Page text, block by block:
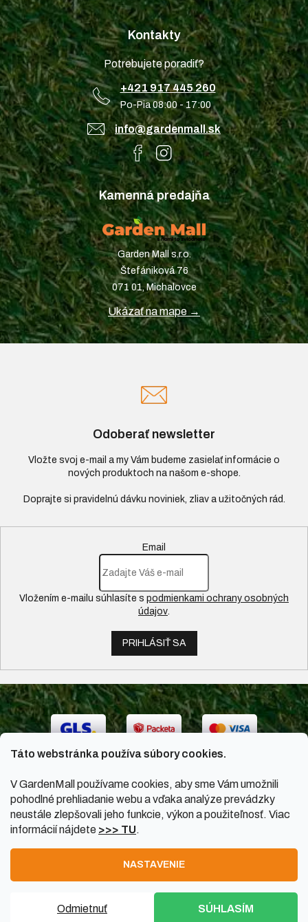
Táto webstránka používa súbory cookies.
V GardenMall používame cookies, aby sme Vám umožnili
pohodlné prehliadanie webu a vďaka analýze prevádzky
neustále zlepšovali jeho funkcie, výkon a použiteľnosť. Viac
informácií nájdete >>> TU.
NASTAVENIE
Odmietnuť SÚHLASÍM
Kontakty
Potrebujete poradiť?
+421 917 445 260
Po-Pia 08:00 - 17:00
info@gardenmall.sk
Kamenná predajňa
Garden Mall s.r.o.
Štefániková 76
071 01, Michalovce
Ukázať na mape →
Odoberať newsletter
Vložte svoj e-mail a my Vám budeme zasielať informácie o
nových produktoch na našom e-shope.
Email
Vložením e-mailu súhlasíte s podmienkami ochrany osobných
údajov.
PRIHLÁSIŤ SA
GardenMall.sk
Upraviť nastavenie cookies